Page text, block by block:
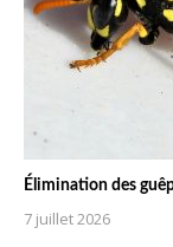
Élimination des
7 juillet 2026